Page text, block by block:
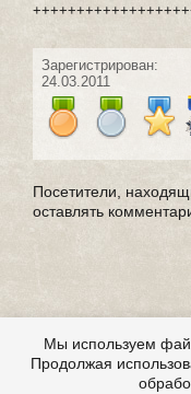
Зарегистрирован:
24.03.2011
Посетители,
оставлять
Мы используем
Продолжая